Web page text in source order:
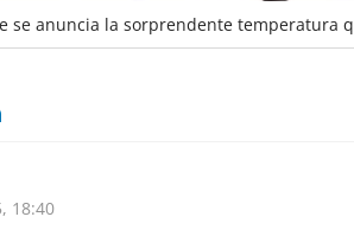
se anuncia la sorprendente temperatura
18:40